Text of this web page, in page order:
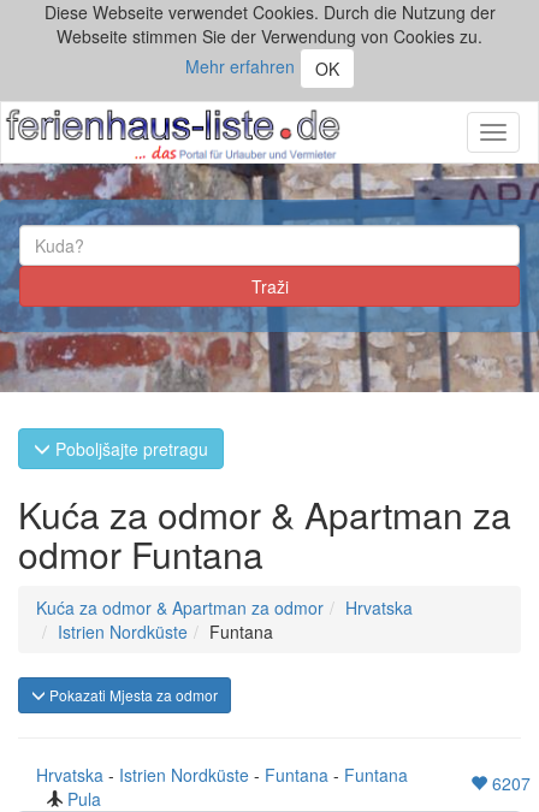
Diese Webseite verwendet Cookies. Durch die Nutzung der
Webseite stimmen Sie der Verwendung von Cookies zu.
Mehr erfahren
OK
Poboljšajte pretragu
Kuća za odmor & Apartman za
odmor Funtana
Kuća za odmor & Apartman za odmor
Hrvatska
Istrien Nordküste
Funtana
Pokazati Mjesta za odmor
Hrvatska - Istrien Nordküste - Funtana - Funtana
Pula
6207